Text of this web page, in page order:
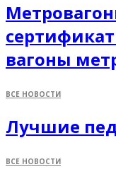
вагоны
ВСЕ НОВОСТИ
Лучшие
ВСЕ НОВОСТИ